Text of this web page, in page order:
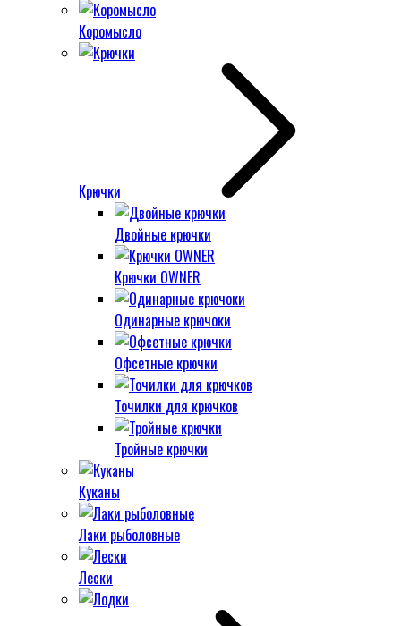
Коромысло
Крючки
Двойные крючки
Крючки OWNER
Одинарные крючоки
Офсетные крючки
Точилки для крючков
Тройные крючки
Куканы
Лаки рыболовные
Лески